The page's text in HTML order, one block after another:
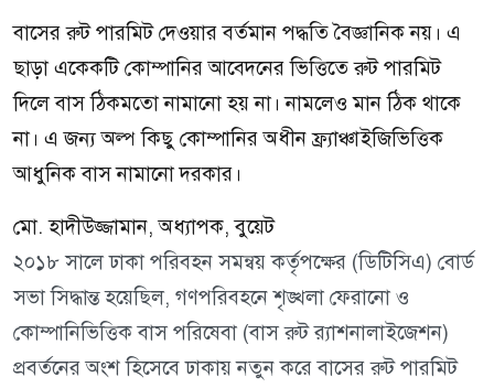
বাসের রুট পারমিট দেওয়ার বর্তমান পদ্ধতি বৈজ্ঞানিক নয়। এ
ছাড়া একেকটি কোম্পানির আবেদনের ভিত্তিতে রুট পারমিট
দিলে বাস ঠিকমতো নামানো হয় না। নামলেও মান ঠিক থাকে
না। এ জন্য অল্প কিছু কোম্পানির অধীন ফ্র্যাঞ্চাইজিভিত্তিক
আধুনিক বাস নামানো দরকার।
মো. হাদীউজ্জামান, অধ্যাপক, বুয়েট
২০১৮ সালে ঢাকা পরিবহন সমন্বয় কর্তৃপক্ষের (ডিটিসিএ) বোর্ড
সভা সিদ্ধান্ত হয়েছিল, গণপরিবহনে শৃঙ্খলা ফেরানো ও
কোম্পানিভিত্তিক বাস পরিষেবা (বাস রুট র‍্যাশনালাইজেশন)
প্রবর্তনের অংশ হিসেবে ঢাকায় নতুন করে বাসের রুট পারমিট